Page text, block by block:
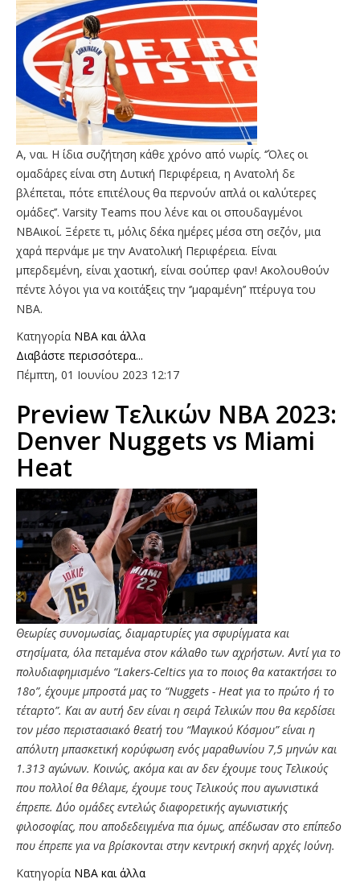
Α, ναι. Η ίδια συζήτηση κάθε χρόνο από νωρίς. ‘’Όλες οι
ομαδάρες είναι στη Δυτική Περιφέρεια, η Ανατολή δε
βλέπεται, πότε επιτέλους θα περνούν απλά οι καλύτερες
ομάδες’’. Varsity Teams που λένε και οι σπουδαγμένοι
ΝΒΑικοί. Ξέρετε τι, μόλις δέκα ημέρες μέσα στη σεζόν, μια
χαρά περνάμε με την Ανατολική Περιφέρεια. Είναι
μπερδεμένη, είναι χαοτική, είναι σούπερ φαν! Ακολουθούν
πέντε λόγοι για να κοιτάξεις την ‘’μαραμένη’’ πτέρυγα του
ΝΒΑ.
Κατηγορία NBA και άλλα
Διαβάστε περισσότερα...
Πέμπτη, 01 Ιουνίου 2023 12:17
Preview Τελικών ΝΒΑ 2023:
Denver Nuggets vs Miami
Heat
Θεωρίες συνομωσίας, διαμαρτυρίες για σφυρίγματα και
στησίματα, όλα πεταμένα στον κάλαθο των αχρήστων. Αντί για το
πολυδιαφημισμένο “Lakers-Celtics για το ποιος θα κατακτήσει το
18ο”, έχουμε μπροστά μας το “Nuggets - Heat για το πρώτο ή το
τέταρτο”. Και αν αυτή δεν είναι η σειρά Τελικών που θα κερδίσει
τον μέσο περιστασιακό θεατή του “Μαγικού Κόσμου” είναι η
απόλυτη μπασκετική κορύφωση ενός μαραθωνίου 7,5 μηνών και
1.313 αγώνων. Κοινώς, ακόμα και αν δεν έχουμε τους Τελικούς
που πολλοί θα θέλαμε, έχουμε τους Τελικούς που αγωνιστικά
έπρεπε. Δύο ομάδες εντελώς διαφορετικής αγωνιστικής
φιλοσοφίας, που αποδεδειγμένα πια όμως, απέδωσαν στο επίπεδο
που έπρεπε για να βρίσκονται στην κεντρική σκηνή αρχές Ιούνη.
Κατηγορία NBA και άλλα